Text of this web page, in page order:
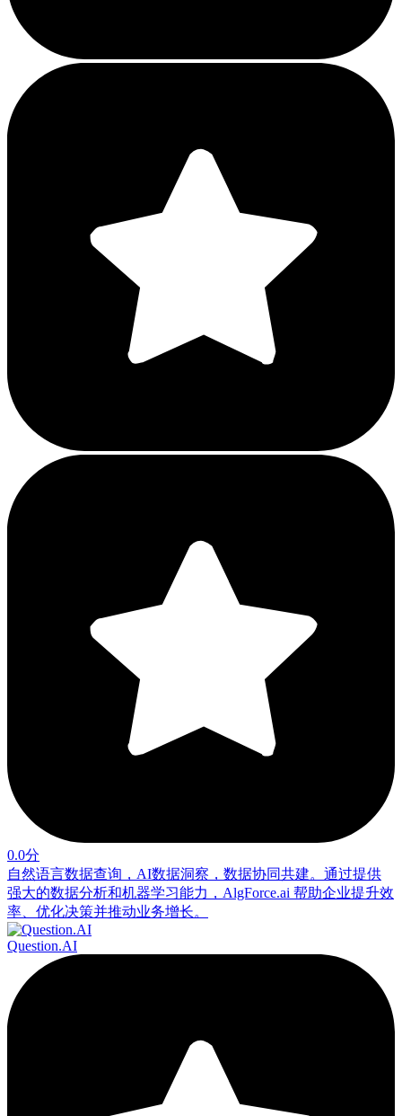
0.0分
自然语言数据查询，AI数据洞察，数据协同共建。通过提供
强大的数据分析和机器学习能力，AlgForce.ai 帮助企业提升效
率、优化决策并推动业务增长。
Question.AI